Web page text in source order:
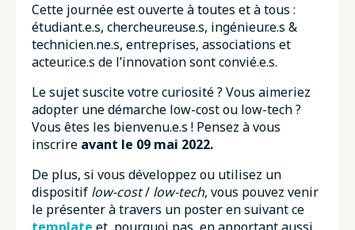
Cette journée est ouverte à toutes et à tous :
étudiant.e.s, chercheur.euse.s, ingénieur.e.s &
technicien.ne.s, entreprises, associations et
acteur.ice.s de l’innovation sont convié.e.s.
Le sujet suscite votre curiosité ? Vous aimeriez
adopter une démarche low-cost ou low-tech ?
Vous êtes les bienvenu.e.s ! Pensez à vous
inscrire avant le 09 mai 2022.
De plus, si vous développez ou utilisez un
dispositif low-cost/ low-tech, vous pouvez venir
le présenter à travers un poster en suivant ce